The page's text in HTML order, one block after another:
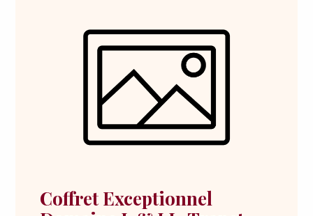
Coffret Exceptionnel